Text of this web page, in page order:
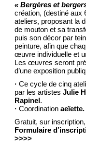
« Bergères et
création, (destiné aux
ateliers, proposant la
de mouton et sa
puis son décor par
peinture, afin que
œuvre individuelle et
Les œuvres seront
d’une exposition
· Ce cycle de cinq
par les artistes Julie
Rapinel.
· Coordination aeïette.
Gratuit, sur
Formulaire
>>>>